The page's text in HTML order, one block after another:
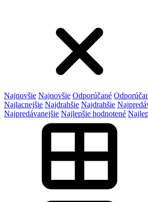
Najnovšie Najnovšie Odporúčané
Najlacnejšie Najdrahšie Najdrahšie
Najpredávanejšie Najlepšie hodnotené